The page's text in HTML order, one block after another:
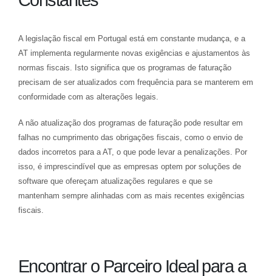
A legislação fiscal em Portugal está em constante mudança, e a
AT implementa regularmente novas exigências e ajustamentos às
normas fiscais. Isto significa que os programas de faturação
precisam de ser atualizados com frequência para se manterem em
conformidade com as alterações legais.
A não atualização dos programas de faturação pode resultar em
falhas no cumprimento das obrigações fiscais, como o envio de
dados incorretos para a AT, o que pode levar a penalizações. Por
isso, é imprescindível que as empresas optem por soluções de
software que ofereçam atualizações regulares e que se
mantenham sempre alinhadas com as mais recentes exigências
fiscais.
Encontrar o Parceiro Ideal para a